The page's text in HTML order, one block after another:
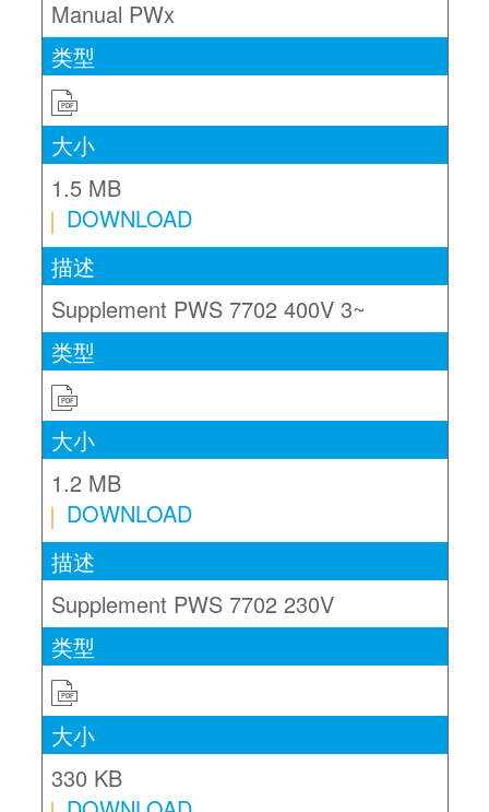
Manual PWx
PDF
1.5 MB
DOWNLOAD
Supplement PWS 7702 400V 3~
PDF
1.2 MB
DOWNLOAD
Supplement PWS 7702 230V
PDF
330 KB